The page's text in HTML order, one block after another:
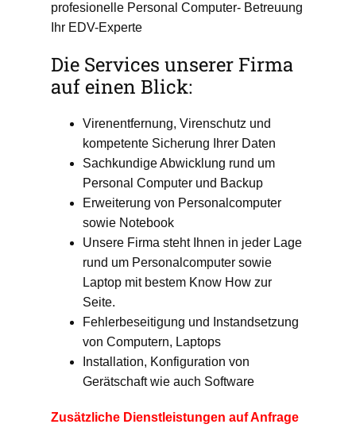
profesionelle Personal Computer- Betreuung
Ihr EDV-Experte
Die Services unserer Firma
auf einen Blick:
Virenentfernung, Virenschutz und
kompetente Sicherung Ihrer Daten
Sachkundige Abwicklung rund um
Personal Computer und Backup
Erweiterung von Personalcomputer
sowie Notebook
Unsere Firma steht Ihnen in jeder Lage
rund um Personalcomputer sowie
Laptop mit bestem Know How zur
Seite.
Fehlerbeseitigung und Instandsetzung
von Computern, Laptops
Installation, Konfiguration von
Gerätschaft wie auch Software
Zusätzliche Dienstleistungen auf Anfrage